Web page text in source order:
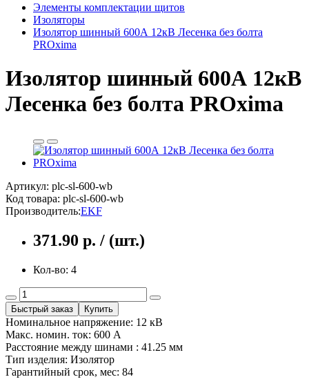
Элементы комплектации щитов
Изоляторы
Изолятор шинный 600А 12кВ Лесенка без болта
PROxima
Изолятор шинный 600А 12кВ
Лесенка без болта PROxima
Артикул: plc-sl-600-wb
Код товара: plc-sl-600-wb
Производитель:EKF
371.90 р. / (шт.)
Кол-во: 4
Быстрый заказ Купить
Номинальное напряжение: 12 кВ
Макс. номин. ток: 600 А
Расстояние между шинами : 41.25 мм
Тип изделия: Изолятор
Гарантийный срок, мес: 84